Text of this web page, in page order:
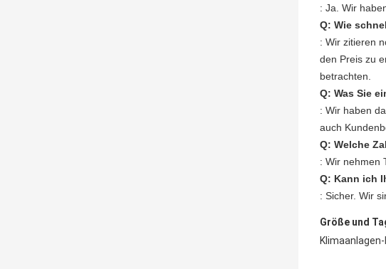
: Ja. Wir
Q: Wie
: Wir zitieren
den Preis zu
betrachten.
Q: Was Sie
: Wir haben
auch
Q: Welche
: Wir nehmen
Q: Kann ich
: Sicher. Wir
Größe und